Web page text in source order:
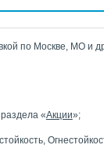
по Москве, МО и
«Акции»;